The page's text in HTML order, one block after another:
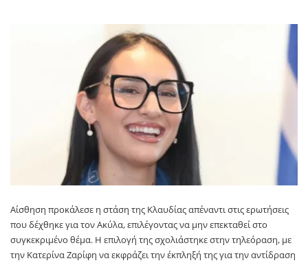
Αίσθηση προκάλεσε η στάση της Κλαυδίας απέναντι στις ερωτήσεις
που δέχθηκε για τον Ακύλα, επιλέγοντας να μην επεκταθεί στο
συγκεκριμένο θέμα. Η επιλογή της σχολιάστηκε στην τηλεόραση, με
την Κατερίνα Ζαρίφη να εκφράζει την έκπληξή της για την αντίδραση